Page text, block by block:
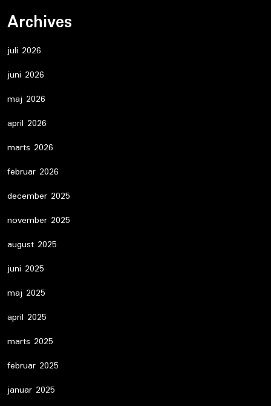
Archives
juli 2026
juni 2026
maj 2026
april 2026
marts 2026
februar 2026
december 2025
november 2025
august 2025
juni 2025
maj 2025
april 2025
marts 2025
februar 2025
januar 2025